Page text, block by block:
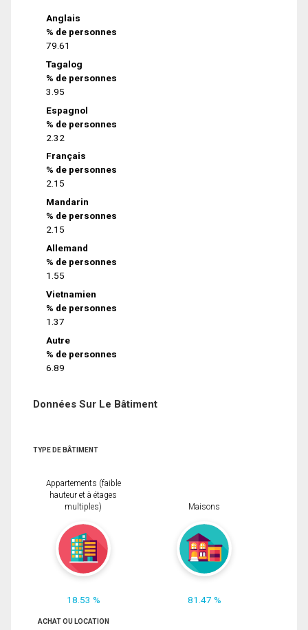
Anglais
% de personnes
79.61
Tagalog
% de personnes
3.95
Espagnol
% de personnes
2.32
Français
% de personnes
2.15
Mandarin
% de personnes
2.15
Allemand
% de personnes
1.55
Vietnamien
% de personnes
1.37
Autre
% de personnes
6.89
Données Sur Le Bâtiment
TYPE DE BÂTIMENT
Appartements (faible
hauteur et à étages
multiples)
18.53 %
Maisons
81.47 %
ACHAT OU LOCATION